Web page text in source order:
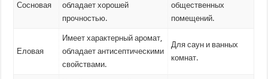
Сосновая
обладает хорошей
прочностью.
общественных
помещений.
Еловая
Имеет характерный аромат,
обладает антисептическими
свойствами.
Для саун и ванных
комнат.